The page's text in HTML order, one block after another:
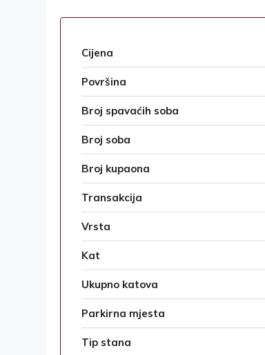
Cijena
Površina
Broj spavaćih soba
Broj soba
Broj kupaona
Transakcija
Vrsta
Kat
Ukupno katova
Parkirna mjesta
Tip stana